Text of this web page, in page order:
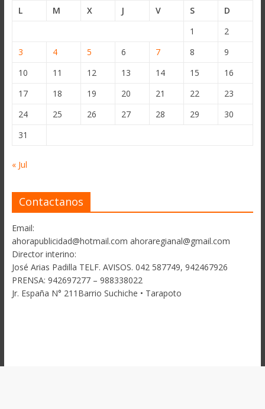
L
M X J V S
D
1
2
3
4 5 6 7 8
9
10
11 12 13 14 15
16
17
18 19 20 21 22
23
24
25 26 27 28 29
30
31
« Jul
Contactanos
Email:
ahorapublicidad@hotmail.com ahoraregianal@gmail.com
Director interino:
José Arias Padilla TELF. AVISOS. 042 587749, 942467926
PRENSA: 942697277 – 988338022
Jr. España N° 211Barrio Suchiche • Tarapoto